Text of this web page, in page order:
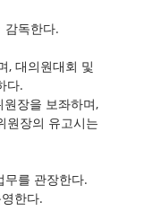
감독한다.
, 대의원대회 및
다.
장을 보좌하며,
원장의 유고시는
무를 관장한다.
한다.